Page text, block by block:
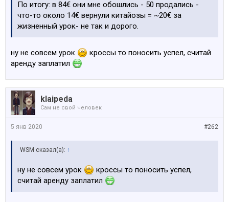
По итогу: в 84€ они мне обошлись - 50 продались -
что-то около 14€ вернули китайозы = ~20€ за
жизненный урок- не так и дорого.
ну не совсем урок
кроссы то поносить успел, считай
аренду заплатил
klaipeda
Сам не свой человек
#262
5 янв 2020
WSM сказал(а): ↑
ну не совсем урок
кроссы то поносить успел,
считай аренду заплатил